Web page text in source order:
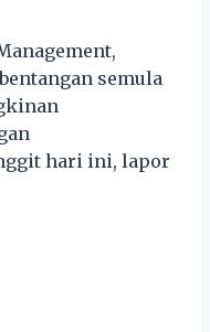
semula
hari ini, lapor